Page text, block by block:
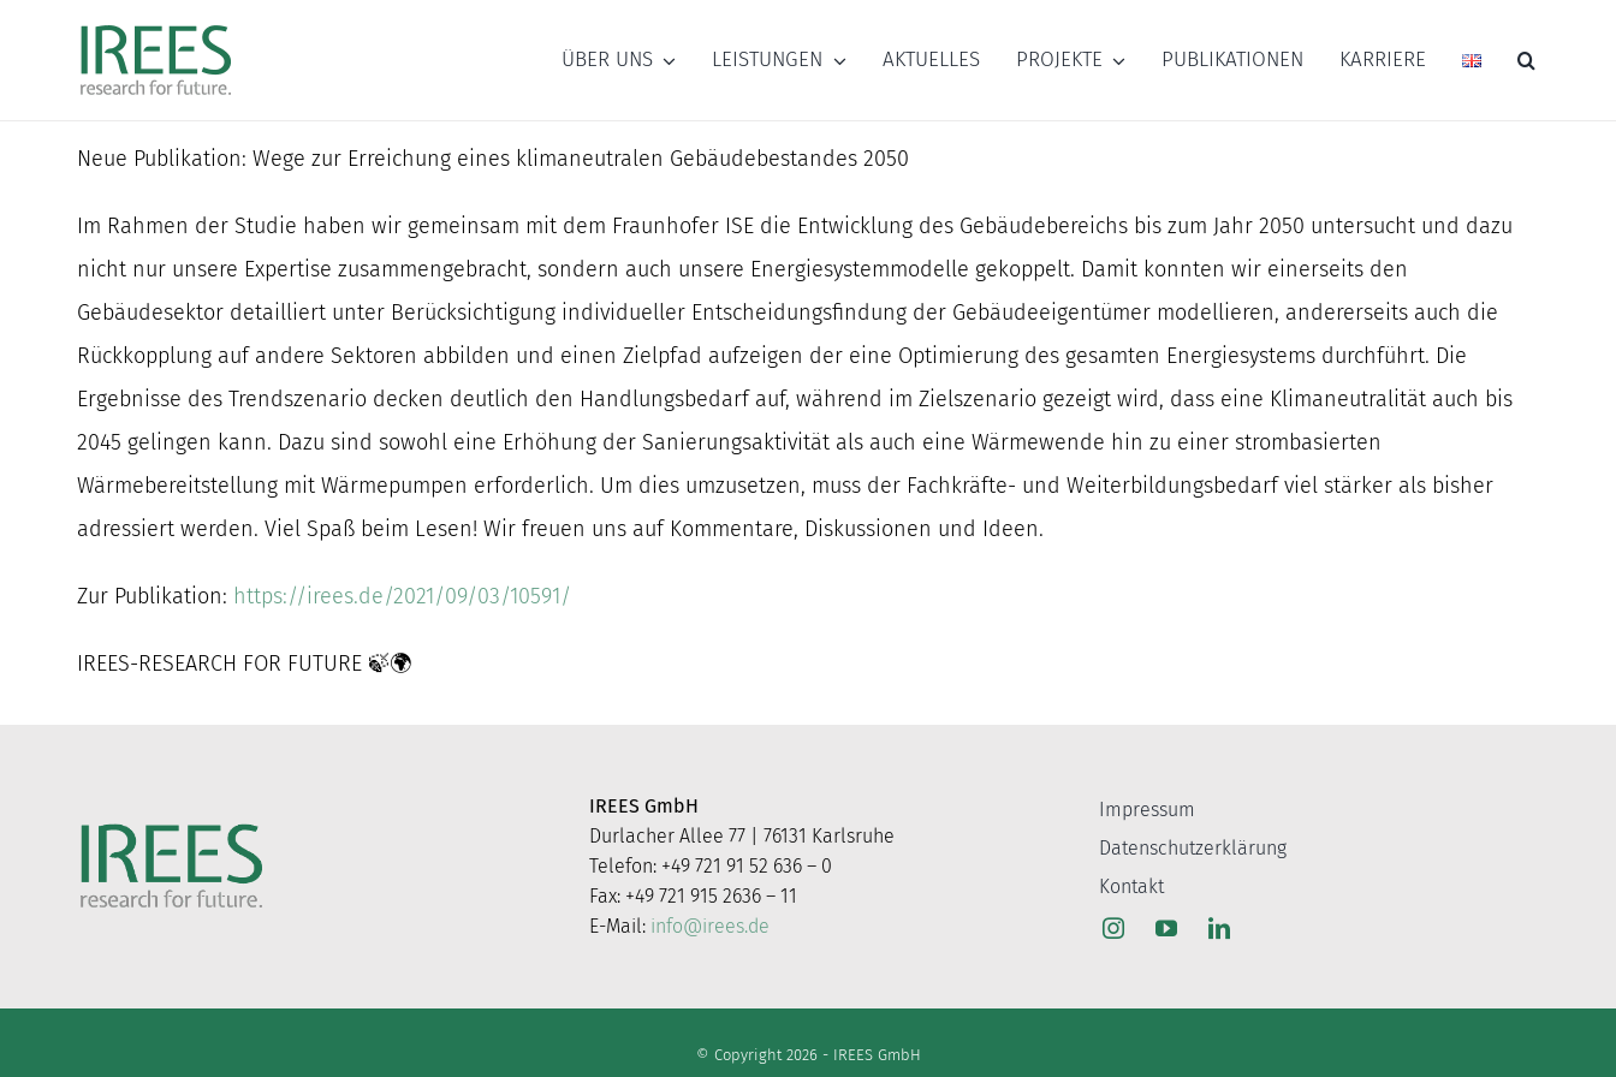
ÜBER UNS LEISTUNGEN AKTUELLES PROJEKTE PUBLIKATIONEN KARRIERE
Neue Publikation: Wege zur Erreichung eines klimaneutralen Gebäudebestandes 2050
Im Rahmen der Studie haben wir gemeinsam mit dem Fraunhofer ISE die Entwicklung des Gebäudebereichs bis zum Jahr 2050 untersucht und dazu
nicht nur unsere Expertise zusammengebracht, sondern auch unsere Energiesystemmodelle gekoppelt. Damit konnten wir einerseits den
Gebäudesektor detailliert unter Berücksichtigung individueller Entscheidungsfindung der Gebäudeeigentümer modellieren, andererseits auch die
Rückkopplung auf andere Sektoren abbilden und einen Zielpfad aufzeigen der eine Optimierung des gesamten Energiesystems durchführt. Die
Ergebnisse des Trendszenario decken deutlich den Handlungsbedarf auf, während im Zielszenario gezeigt wird, dass eine Klimaneutralität auch bis
2045 gelingen kann. Dazu sind sowohl eine Erhöhung der Sanierungsaktivität als auch eine Wärmewende hin zu einer strombasierten
Wärmebereitstellung mit Wärmepumpen erforderlich. Um dies umzusetzen, muss der Fachkräfte- und Weiterbildungsbedarf viel stärker als bisher
adressiert werden. Viel Spaß beim Lesen! Wir freuen uns auf Kommentare, Diskussionen und Ideen.
Zur Publikation: https://irees.de/2021/09/03/10591/
IREES-RESEARCH FOR FUTURE 🍃🌍
IREES GmbH
Durlacher Allee 77 | 76131 Karlsruhe
Telefon: +49 721 91 52 636 – 0
Fax: +49 721 915 2636 – 11
E-Mail: info@irees.de
Impressum
Datenschutzerklärung
Kontakt
© Copyright 2026 - IREES GmbH